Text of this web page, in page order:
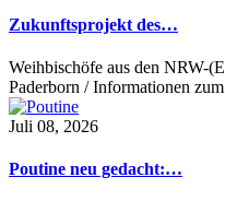
Zukunftsprojekt des…
Weihbischöfe aus den NRW-
Paderborn / Informationen
Juli 08, 2026
Poutine neu gedacht:…